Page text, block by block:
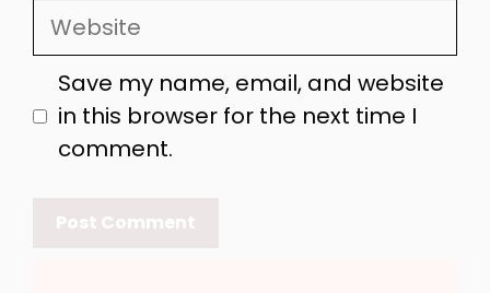
Website
Save my name, email, and website
in this browser for the next time I
comment.